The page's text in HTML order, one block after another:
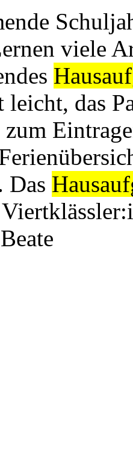
viele
leicht, das
zum
Das